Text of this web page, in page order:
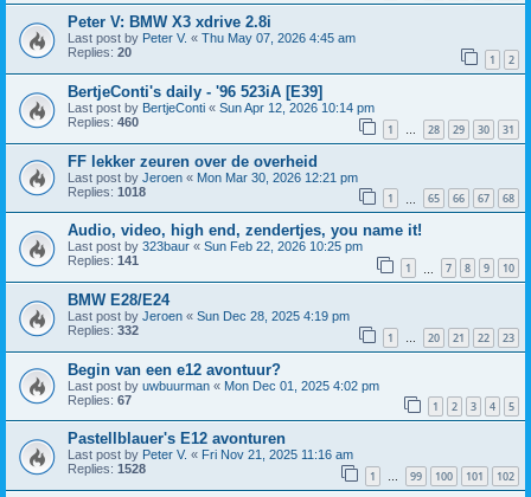
Peter V: BMW X3 xdrive 2.8i
Last post by Peter V. « Thu May 07, 2026 4:45 am
Replies: 20 1 2
BertjeConti's daily - '96 523iA [E39]
Last post by BertjeConti « Sun Apr 12, 2026 10:14 pm
Replies: 460 1 … 28 29 30 31
FF lekker zeuren over de overheid
Last post by Jeroen « Mon Mar 30, 2026 12:21 pm
Replies: 1018 1 65 66 67 68
Audio, video, high end, zendertjes, you name it!
Last post by 323baur « Sun Feb 22, 2026 10:25 pm
Replies: 141 1 7 8 9 10
BMW E28/E24
Last post by Jeroen « Sun Dec 28, 2025 4:19 pm
Replies: 332 1 … 20 21 22 23
Begin van een e12 avontuur?
Last post by uwbuurman « Mon Dec 01, 2025 4:02 pm
Replies: 67 1 2 3 4 5
Pastellblauer's E12 avonturen
Last post by Peter V. « Fri Nov 21, 2025 11:16 am
Replies: 1528 1 … 99 100 101 102